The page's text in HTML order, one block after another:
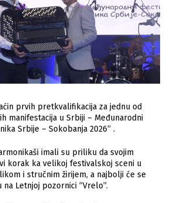
prvih pretkvalifikacija za jednu od
manifestacija u Srbiji – Međunarodni
Srbije – Sokobanja 2026“ .
imali su priliku da svojim
korak ka velikoj festivalskoj sceni u
i stručnim žirijem, a najbolji će se
Letnjoj pozornici “Vrelo”.